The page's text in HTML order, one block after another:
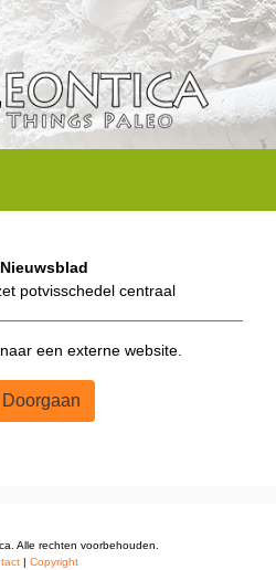
potvisschedel centraal
een externe website.
Alle rechten voorbehouden.
| Copyright